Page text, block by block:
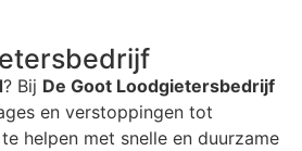
? Bij De Goot Loodgietersbedrijf
en verstoppingen tot
helpen met snelle en duurzame